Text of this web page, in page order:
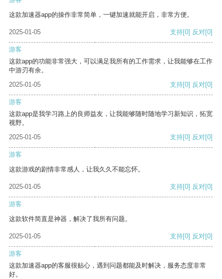
这款加速器app的操作非常简单，一键加速就能开启，非常方便。
2025-01-05 支持[0] 反对[0]
游客
这款app的功能非常强大，可以满足我所有的工作需求，让我能够在工作
中游刃有余。
2025-01-05
支持[0] 反对[0]
游客
这款app是我学习路上的良师益友，让我能够随时随地学习新知识，拓宽
视野。
2025-01-05
支持[0] 反对[0]
游客
这款游戏的剧情非常感人，让我久久不能忘怀。
2025-01-05 支持[0] 反对[0]
游客
这款软件简直是神器，解决了我所有问题。
2025-01-05 支持[0] 反对[0]
游客
这款加速器app的客服很贴心，遇到问题都能及时解决，服务态度非常
好。